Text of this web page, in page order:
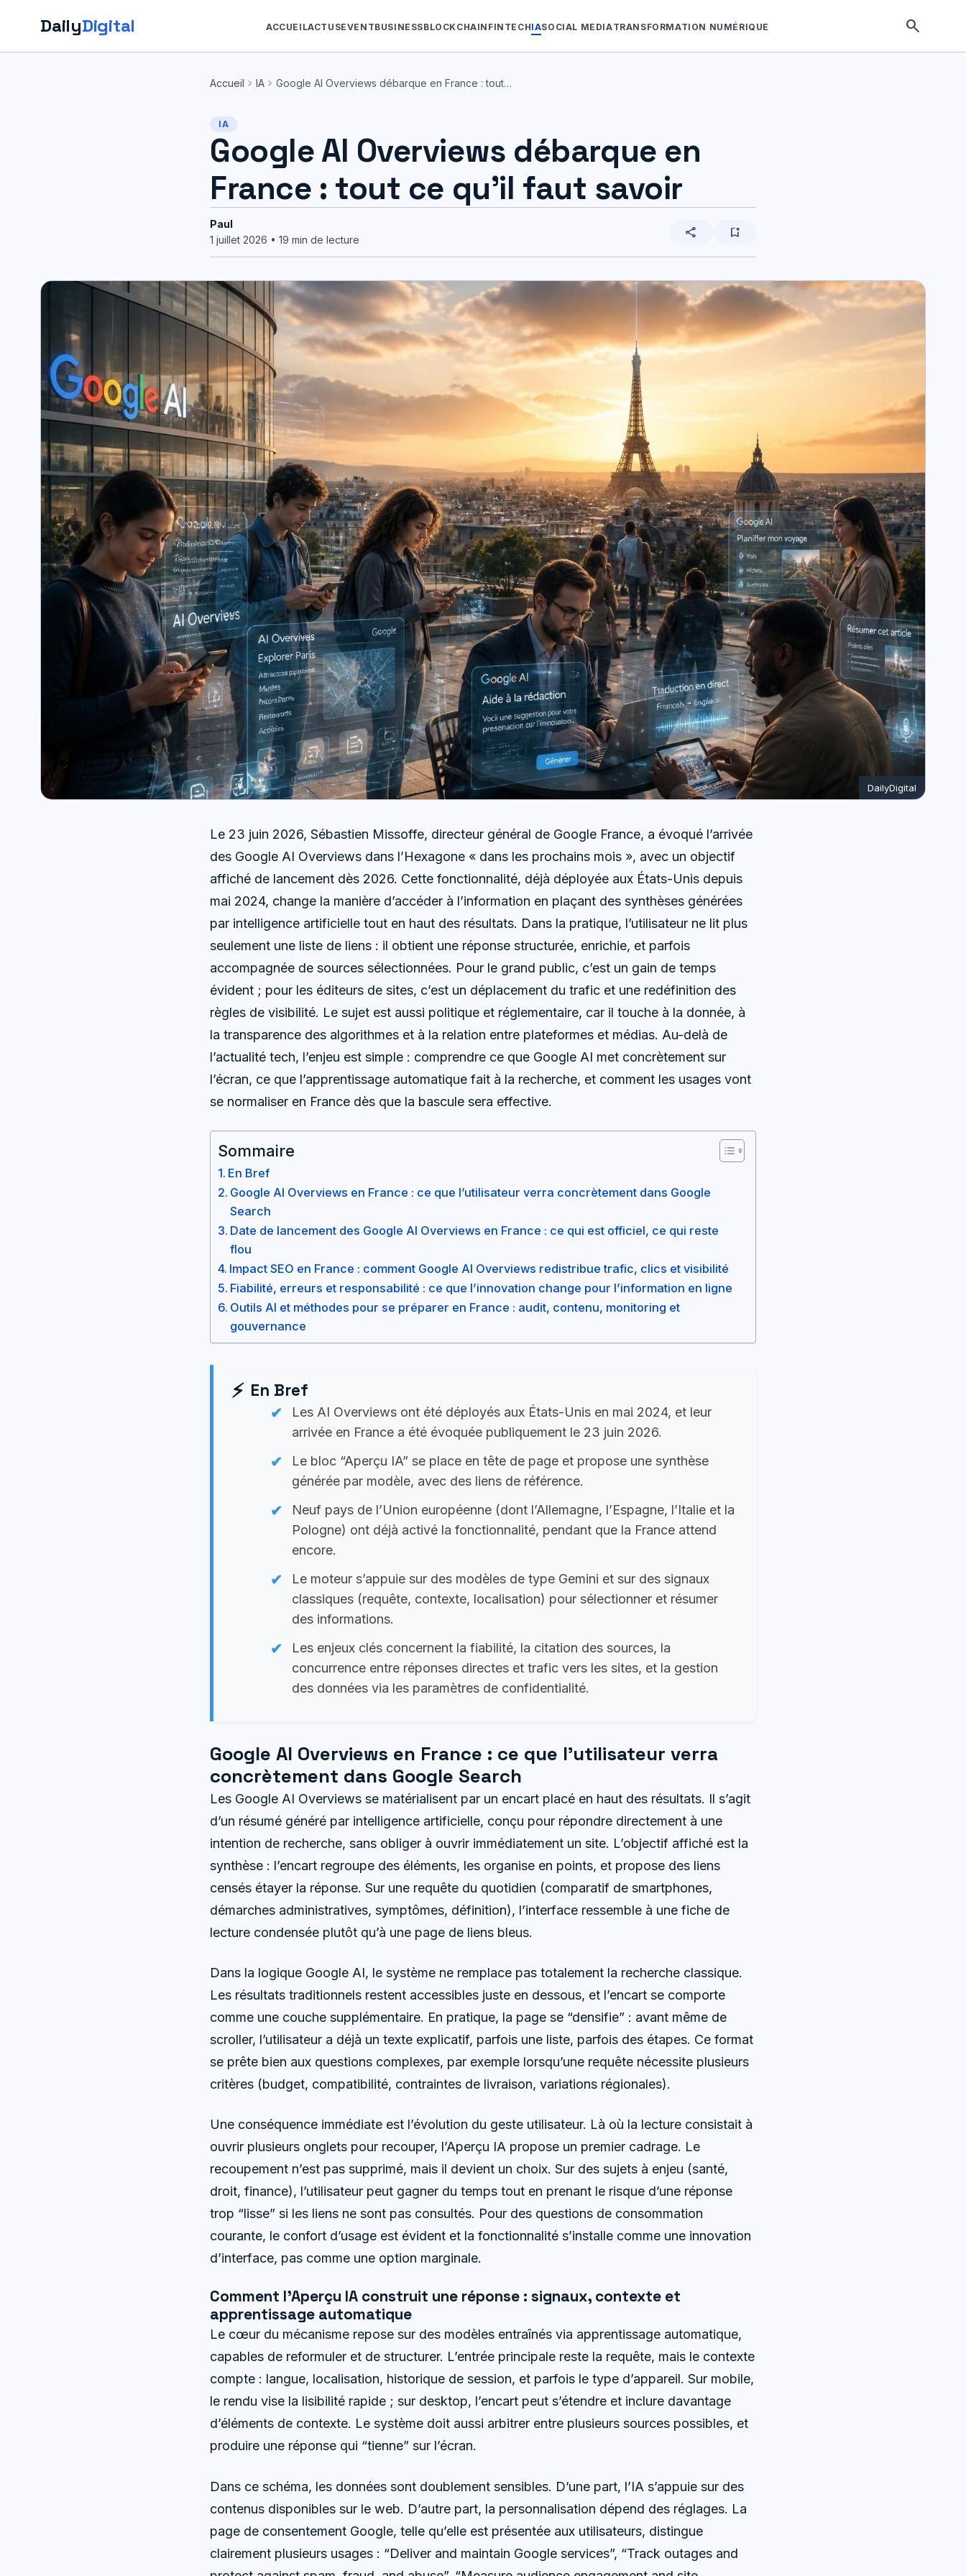
DailyDigital ACCUEILACTUSEVENTBUSINESSBLOCKCHAIN FINTECHIASOCIAL MEDIATRANSFORMATION NUMÉRIQUE search
Accueil chevron_right IA chevron_right Google AI Overviews débarque en France : tout…
IA
Google AI Overviews débarque en
France : tout ce qu’il faut savoir
Paul
1 juillet 2026 • 19 min de lecture
share bookmark_add
DailyDigital
Le 23 juin 2026, Sébastien Missoffe, directeur général de Google France, a évoqué l’arrivée
des Google AI Overviews dans l’Hexagone « dans les prochains mois », avec un objectif
affiché de lancement dès 2026. Cette fonctionnalité, déjà déployée aux États-Unis depuis
mai 2024, change la manière d’accéder à l’information en plaçant des synthèses générées
par intelligence artificielle tout en haut des résultats. Dans la pratique, l’utilisateur ne lit plus
seulement une liste de liens : il obtient une réponse structurée, enrichie, et parfois
accompagnée de sources sélectionnées. Pour le grand public, c’est un gain de temps
évident ; pour les éditeurs de sites, c’est un déplacement du trafic et une redéfinition des
règles de visibilité. Le sujet est aussi politique et réglementaire, car il touche à la donnée, à
la transparence des algorithmes et à la relation entre plateformes et médias. Au-delà de
l’actualité tech, l’enjeu est simple : comprendre ce que Google AI met concrètement sur
l’écran, ce que l’apprentissage automatique fait à la recherche, et comment les usages vont
se normaliser en France dès que la bascule sera effective.
Sommaire
En Bref
Google AI Overviews en France : ce que l’utilisateur verra concrètement dans Google
Search
Date de lancement des Google AI Overviews en France : ce qui est officiel, ce qui reste
flou
Impact SEO en France : comment Google AI Overviews redistribue trafic, clics et visibilité
Fiabilité, erreurs et responsabilité : ce que l’innovation change pour l’information en ligne
Outils AI et méthodes pour se préparer en France : audit, contenu, monitoring et
gouvernance
En Bref
Les AI Overviews ont été déployés aux États-Unis en mai 2024, et leur
arrivée en France a été évoquée publiquement le 23 juin 2026.
Le bloc “Aperçu IA” se place en tête de page et propose une synthèse
générée par modèle, avec des liens de référence.
Neuf pays de l’Union européenne (dont l’Allemagne, l’Espagne, l’Italie et la
Pologne) ont déjà activé la fonctionnalité, pendant que la France attend
encore.
Le moteur s’appuie sur des modèles de type Gemini et sur des signaux
classiques (requête, contexte, localisation) pour sélectionner et résumer
des informations.
Les enjeux clés concernent la fiabilité, la citation des sources, la
concurrence entre réponses directes et trafic vers les sites, et la gestion
des données via les paramètres de confidentialité.
Google AI Overviews en France : ce que l’utilisateur verra
concrètement dans Google Search
Les Google AI Overviews se matérialisent par un encart placé en haut des résultats. Il s’agit
d’un résumé généré par intelligence artificielle, conçu pour répondre directement à une
intention de recherche, sans obliger à ouvrir immédiatement un site. L’objectif affiché est la
synthèse : l’encart regroupe des éléments, les organise en points, et propose des liens
censés étayer la réponse. Sur une requête du quotidien (comparatif de smartphones,
démarches administratives, symptômes, définition), l’interface ressemble à une fiche de
lecture condensée plutôt qu’à une page de liens bleus.
Dans la logique Google AI, le système ne remplace pas totalement la recherche classique.
Les résultats traditionnels restent accessibles juste en dessous, et l’encart se comporte
comme une couche supplémentaire. En pratique, la page se “densifie” : avant même de
scroller, l’utilisateur a déjà un texte explicatif, parfois une liste, parfois des étapes. Ce format
se prête bien aux questions complexes, par exemple lorsqu’une requête nécessite plusieurs
critères (budget, compatibilité, contraintes de livraison, variations régionales).
Une conséquence immédiate est l’évolution du geste utilisateur. Là où la lecture consistait à
ouvrir plusieurs onglets pour recouper, l’Aperçu IA propose un premier cadrage. Le
recoupement n’est pas supprimé, mais il devient un choix. Sur des sujets à enjeu (santé,
droit, finance), l’utilisateur peut gagner du temps tout en prenant le risque d’une réponse
trop “lisse” si les liens ne sont pas consultés. Pour des questions de consommation
courante, le confort d’usage est évident et la fonctionnalité s’installe comme une innovation
d’interface, pas comme une option marginale.
Comment l’Aperçu IA construit une réponse : signaux, contexte et
apprentissage automatique
Le cœur du mécanisme repose sur des modèles entraînés via apprentissage automatique,
capables de reformuler et de structurer. L’entrée principale reste la requête, mais le contexte
compte : langue, localisation, historique de session, et parfois le type d’appareil. Sur mobile,
le rendu vise la lisibilité rapide ; sur desktop, l’encart peut s’étendre et inclure davantage
d’éléments de contexte. Le système doit aussi arbitrer entre plusieurs sources possibles, et
produire une réponse qui “tienne” sur l’écran.
Dans ce schéma, les données sont doublement sensibles. D’une part, l’IA s’appuie sur des
contenus disponibles sur le web. D’autre part, la personnalisation dépend des réglages. La
page de consentement Google, telle qu’elle est présentée aux utilisateurs, distingue
clairement plusieurs usages : “Deliver and maintain Google services”, “Track outages and